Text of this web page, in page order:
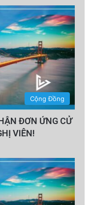
Cộng Đồng
ĐƠN ỨNG CỬ
VIÊN!